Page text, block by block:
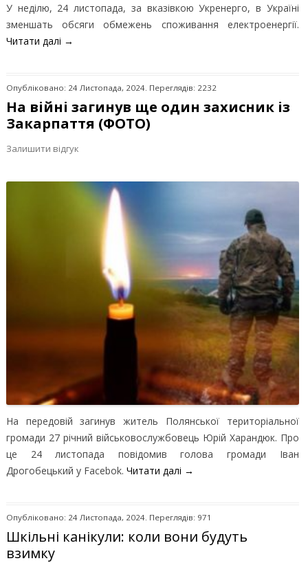
У неділю, 24 листопада, за вказівкою Укренерго, в Україні
зменшать обсяги обмежень споживання електроенергії.
Читати далі →
Опубліковано: 24 Листопада, 2024. Переглядів: 2232
На війні загинув ще один захисник із
Закарпаття (ФОТО)
Залишити відгук
На передовій загинув житель Полянської територіальної
громади 27 річний військовослужбовець Юрій Харандюк. Про
це 24 листопада повідомив голова громади Іван
Дрогобецький у Facebok. Читати далі →
Опубліковано: 24 Листопада, 2024. Переглядів: 971
Шкільні канікули: коли вони будуть
взимку